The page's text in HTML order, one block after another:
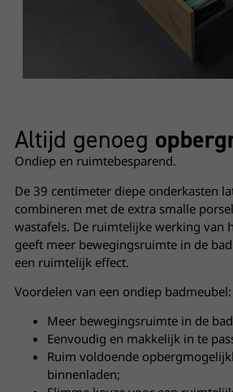
Altijd genoeg
Ondiep en ruimtebesparend.
De 39 centimeter diepe onderkasten
combineren met de extra smalle
wastafels. De ruimtelijke werking van
geeft meer bewegingsruimte in de
een ruimtelijk effect.
Voordelen van een ondiep badmeubel:
Meer bewegingsruimte in de
Eenvoudig en makkelijk in te
Ruim voldoende
binnenladen;